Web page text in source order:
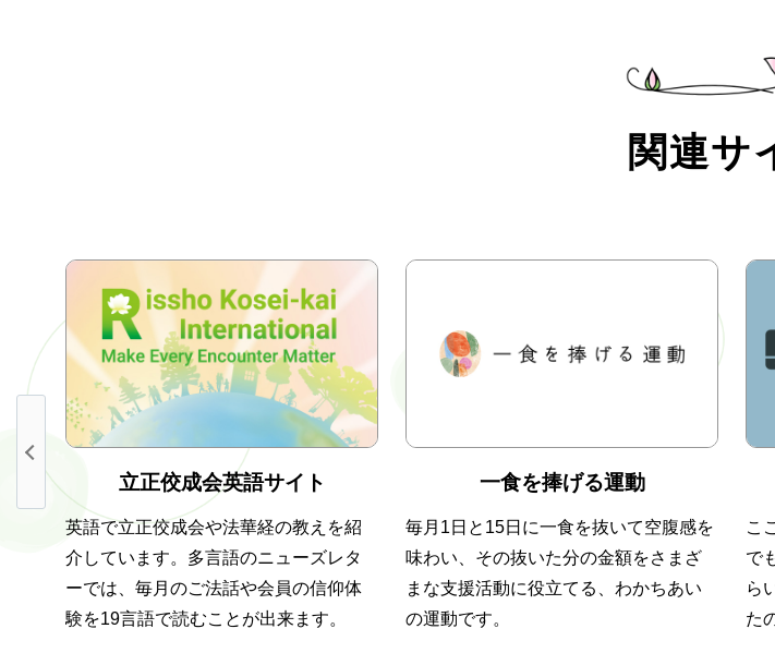
関連サ
立正佼成会英語サイト
英語で立正佼成会や法華経の教えを紹
介しています。多言語のニューズレタ
ーでは、毎月のご法話や会員の信仰体
験を19言語で読むことが出来ます。
一食を捧げる運動
毎月1日と15日に一食を抜いて空腹感を
味わい、その抜いた分の金額をさまざ
まな支援活動に役立てる、わかちあい
の運動です。
こ
で
ら
た